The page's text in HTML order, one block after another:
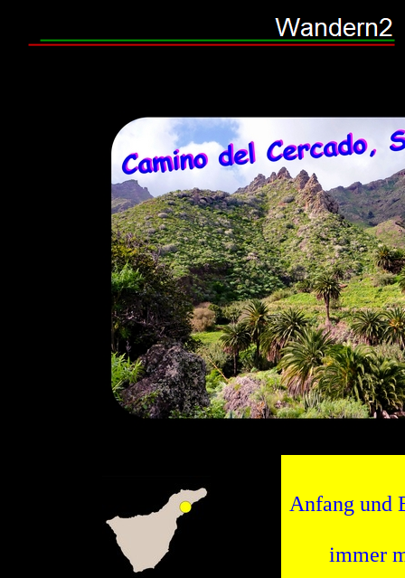
Anfang und
immer